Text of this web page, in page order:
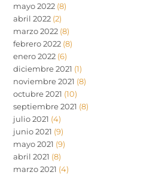
mayo 2022 (8)
abril 2022 (2)
marzo 2022 (8)
febrero 2022 (8)
enero 2022 (6)
diciembre 2021 (1)
noviembre 2021 (8)
octubre 2021 (10)
septiembre 2021 (8)
julio 2021 (4)
junio 2021 (9)
mayo 2021 (9)
abril 2021 (8)
marzo 2021 (4)